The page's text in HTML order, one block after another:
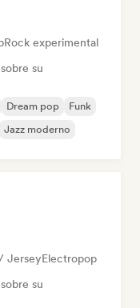
Rock experimental
su
Dream pop
Funk
Jazz moderno
JerseyElectropop
su